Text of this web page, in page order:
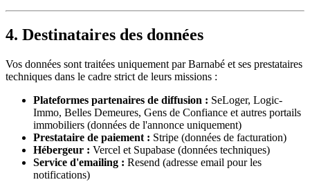
4. Destinataires des données
Vos données sont traitées uniquement parBarnabé et ses prestataires
techniques dans le cadre strict de leurs missions :
Plateformes partenaires de diffusion : SeLoger, Logic-
Immo, Belles Demeures, Gens de Confiance et autres portails
immobiliers (données de l'annonce uniquement)
Prestataire de paiement : Stripe (données de facturation)
Hébergeur : Vercel et Supabase (données techniques)
Service d'emailing : Resend (adresse email pour les
notifications)